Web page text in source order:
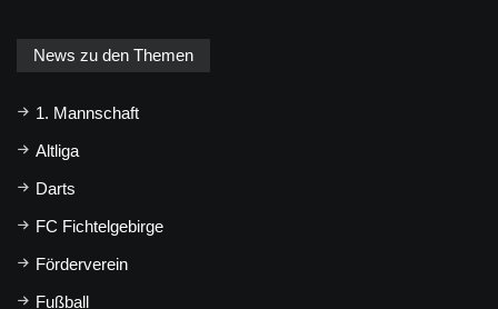
News zu den Themen
1. Mannschaft
Altliga
Darts
FC Fichtelgebirge
Förderverein
Fußball